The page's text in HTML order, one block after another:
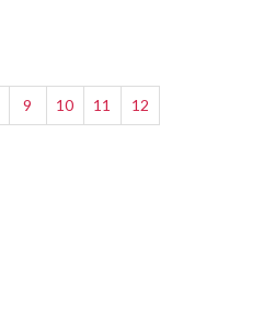
9 10 11 12